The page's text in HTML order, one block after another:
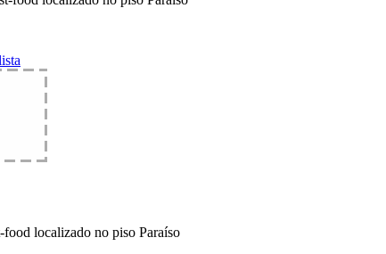
localizado no piso Paraíso